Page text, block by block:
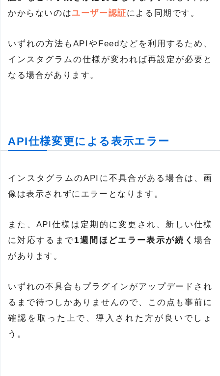
かからないのはユーザー認証による同期です。
いずれの方法もAPIやFeedなどを利用するため、
インスタグラムの仕様が変われば再設定が必要と
なる場合があります。
API仕様変更による表示エラー
インスタグラムのAPIに不具合がある場合は、画
像は表示されずにエラーとなります。
また、API仕様は定期的に変更され、新しい仕様
に対応するまで1週間ほどエラー表示が続く場合
があります。
いずれの不具合もプラグインがアップデードされ
るまで待つしかありませんので、この点も事前に
確認を取った上で、導入された方が良いでしょ
う。